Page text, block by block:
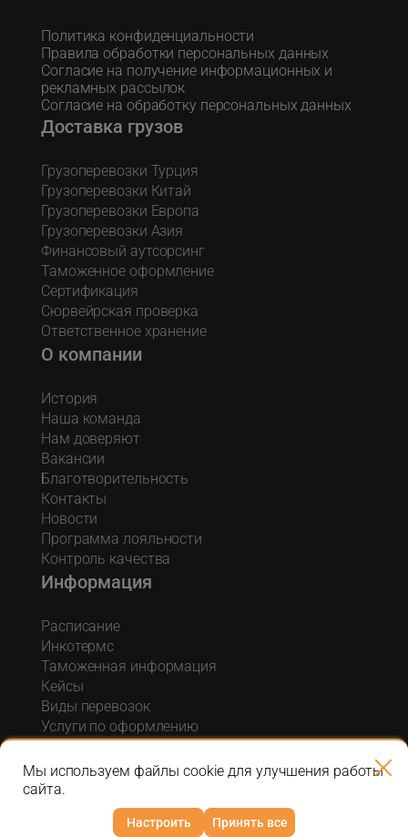
Политика конфиденциальности
Правила обработки персональных данных
Согласие на получение информационных и
рекламных рассылок
Согласие на обработку персональных данных
Доставка грузов
Грузоперевозки Турция
Грузоперевозки Китай
Грузоперевозки Европа
Грузоперевозки Азия
Финансовый аутсорсинг
Таможенное оформление
Сертификация
Сюрвейрская проверка
Ответственное хранение
О компании
История
Наша команда
Нам доверяют
Вакансии
Благотворительность
Контакты
Новости
Программа лояльности
Контроль качества
Информация
Расписание
Инкотермс
Таможенная информация
Кейсы
Виды перевозок
Услуги по оформлению
Блог о логистике
Мы используем файлы cookie для улучшения работы
сайта.
Настроить Принять все